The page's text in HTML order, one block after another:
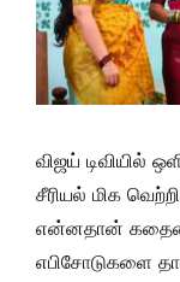
விஜய் டிவியில்
சீரியல் மிக
என்னதான்
எபிசோடுகளை